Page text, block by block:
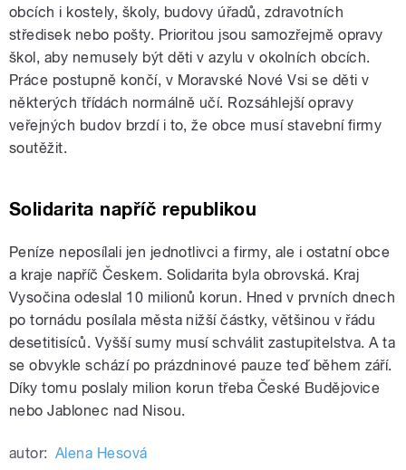
obcích i kostely, školy, budovy úřadů, zdravotních
středisek nebo pošty. Prioritou jsou samozřejmě opravy
škol, aby nemusely být děti v azylu v okolních obcích.
Práce postupně končí, v Moravské Nové Vsi se děti v
některých třídách normálně učí. Rozsáhlejší opravy
veřejných budov brzdí i to, že obce musí stavební firmy
soutěžit.
Solidarita napříč republikou
Peníze neposílali jen jednotlivci a firmy, ale i ostatní obce
a kraje napříč Českem. Solidarita byla obrovská. Kraj
Vysočina odeslal 10 milionů korun. Hned v prvních dnech
po tornádu posílala města nižší částky, většinou v řádu
desetitisíců. Vyšší sumy musí schválit zastupitelstva. A ta
se obvykle schází po prázdninové pauze teď během září.
Díky tomu poslaly milion korun třeba České Budějovice
nebo Jablonec nad Nisou.
autor: Alena Hesová